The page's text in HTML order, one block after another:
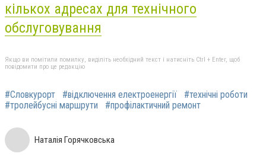
кількох адресах для технічного
обслуговування
Якщо ви помітили помилку, виділіть необхідний текст і натисніть Ctrl + Enter, щоб
повідомити про це редакцію
#Словкурорт #відключення електроенергії
#технічні роботи
#тролейбусні маршрути
#профілактичний ремонт
Наталія Горячковська